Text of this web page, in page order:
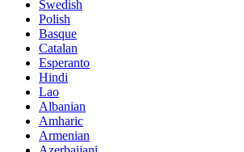
Swedish
Polish
Basque
Catalan
Esperanto
Hindi
Lao
Albanian
Amharic
Armenian